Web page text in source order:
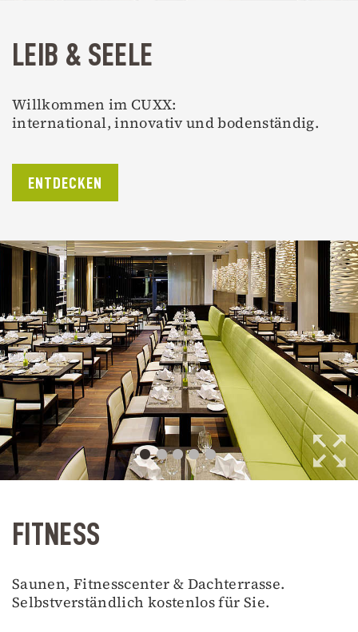
LEIB & SEELE
Willkommen im CUXX:
international, innovativ und bodenständig.
ENTDECKEN
FITNESS
Saunen, Fitnesscenter & Dachterrasse.
Selbstverständlich kostenlos für Sie.